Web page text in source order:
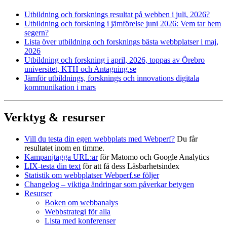
Utbildning och forsknings resultat på webben i juli, 2026?
Utbildning och forskning i jämförelse juni 2026: Vem tar hem
segern?
Lista över utbildning och forsknings bästa webbplatser i maj,
2026
Utbildning och forskning i april, 2026, toppas av Örebro
universitet, KTH och Antagning.se
Jämför utbildnings, forsknings och innovations digitala
kommunikation i mars
Verktyg & resurser
Vill du testa din egen webbplats med Webperf? Du får
resultatet inom en timme.
Kampanjtagga URL:arför Matomo och Google Analytics
LIX-testa din text för att få dess Läsbarhetsindex
Statistik om webbplatser Webperf.se följer
Changelog – viktiga ändringar som påverkar betygen
Resurser
Boken om webbanalys
Webbstrategi för alla
Lista med konferenser